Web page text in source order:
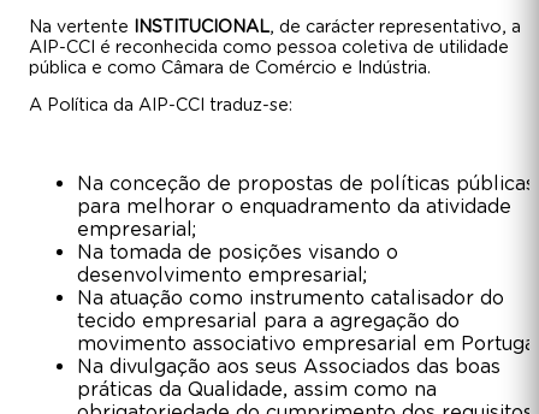
Na vertente INSTITUCIONAL, de carácter representativo, a
AIP-CCI é reconhecida como pessoa coletiva de utilidade
pública e como Câmara de Comércio e Indústria.
A Política da AIP-CCI traduz-se:
Na conceção de propostas de políticas públicas
para melhorar o enquadramento da atividade
empresarial;
Na tomada de posições visando o
desenvolvimento empresarial;
Na atuação como instrumento catalisador do
tecido empresarial para a agregação do
movimento associativo empresarial em
Na divulgação aos seus Associados das boas
práticas da Qualidade, assim como na